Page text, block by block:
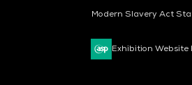
Modern Slavery Act
Exhibition Website